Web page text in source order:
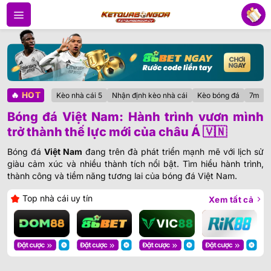
Bỏ
qua
dung
🔥 HOT Kèo nhà cái 5 Nhận định kèo nhà cái Kèo bóng đá 7m
Bóng đá Việt Nam: Hành trình vươn mình
trở thành thế lực mới của châu Á 🇻🇳
Bóng đáViệt Nam đang trên đà phát triển mạnh mẽ với lịch sử
giàu cảm xúc và nhiều thành tích nổi bật. Tìm hiểu hành trình,
thành công và tiềm năng tương lai của bóng đá Việt Nam.
Top nhà cái uy tín Xem tất cả